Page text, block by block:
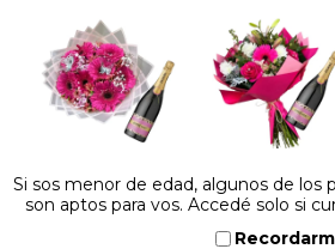
Si sos menor de edad, algunos de los
son aptos para vos. Accedé solo si